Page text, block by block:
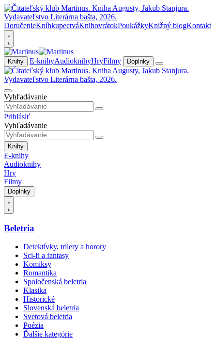
DoručenieKníhkupectváKnihovrátokPoukážkyKnižný blogKontakt
Knihy E-knihyAudioknihyHryFilmy Doplnky
Vyhľadávanie
Prihlásiť
Vyhľadávanie
Knihy
E-knihy
Audioknihy
Hry
Filmy
Doplnky
Beletria
Detektívky, trilery a horory
Sci-fi a fantasy
Komiksy
Romantika
Spoločenská beletria
Klasika
Historické
Slovenská beletria
Svetová beletria
Poézia
Ďalšie kategórie